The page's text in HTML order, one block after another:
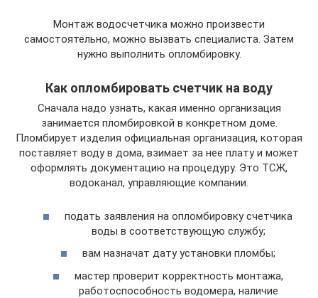
Монтаж водосчетчика можно произвести
самостоятельно, можно вызвать специалиста. Затем
нужно выполнить опломбировку.
Как опломбировать счетчик на воду
Сначала надо узнать, какая именно организация
занимается пломбировкой в конкретном доме.
Пломбирует изделия официальная организация, которая
поставляет воду в дома, взимает за нее плату и может
оформлять документацию на процедуру. Это ТСЖ,
водоканал, управляющие компании.
подать заявления на опломбировку счетчика
воды в соответствующую службу;
вам назначат дату установки пломбы;
мастер проверит корректность монтажа,
работоспособность водомера, наличие